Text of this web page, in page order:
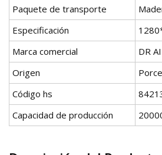
Paquete de transporte
Especificación
Marca comercial
DR
Origen
Código hs
Capacidad de producción